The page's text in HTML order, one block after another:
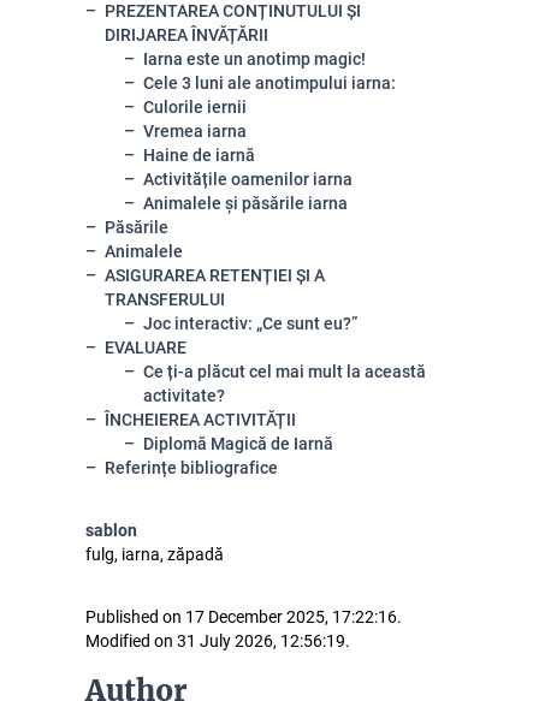
PREZENTAREA CONȚINUTULUI ȘI
DIRIJAREA ÎNVĂȚĂRII
Iarna este un anotimp magic!
Cele 3 luni ale anotimpului iarna:
Culorile iernii
Vremea iarna
Haine de iarnă
Activitățile oamenilor iarna
Animalele și păsările iarna
Păsările
Animalele
ASIGURAREA RETENȚIEI ȘI A
TRANSFERULUI
Joc interactiv: „Ce sunt eu?”
EVALUARE
Ce ți-a plăcut cel mai mult la această
activitate?
ÎNCHEIEREA ACTIVITĂȚII
Diplomă Magică de Iarnă
Referințe bibliografice
sablon
fulg, iarna, zăpadă
Published on 17 December 2025, 17:22:16.
Modified on 31 July 2026, 12:56:19.
Author